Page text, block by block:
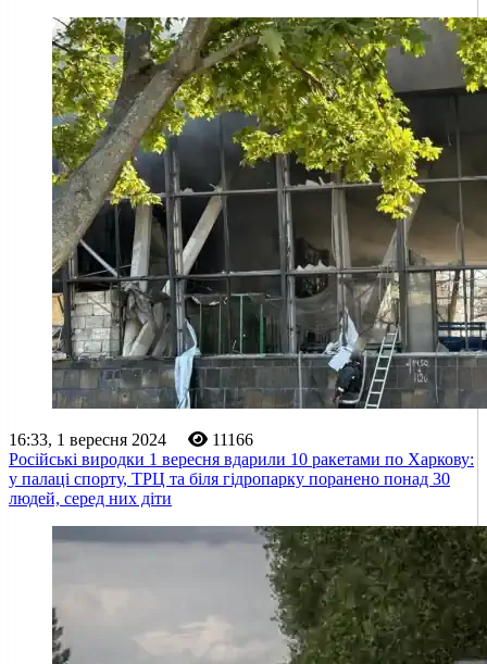
16:33, 1 вересня 2024
11166
Російські виродки 1 вересня вдарили 10 ракетами по Харкову:
у палаці спорту, ТРЦ та біля гідропарку поранено понад 30
людей, серед них діти